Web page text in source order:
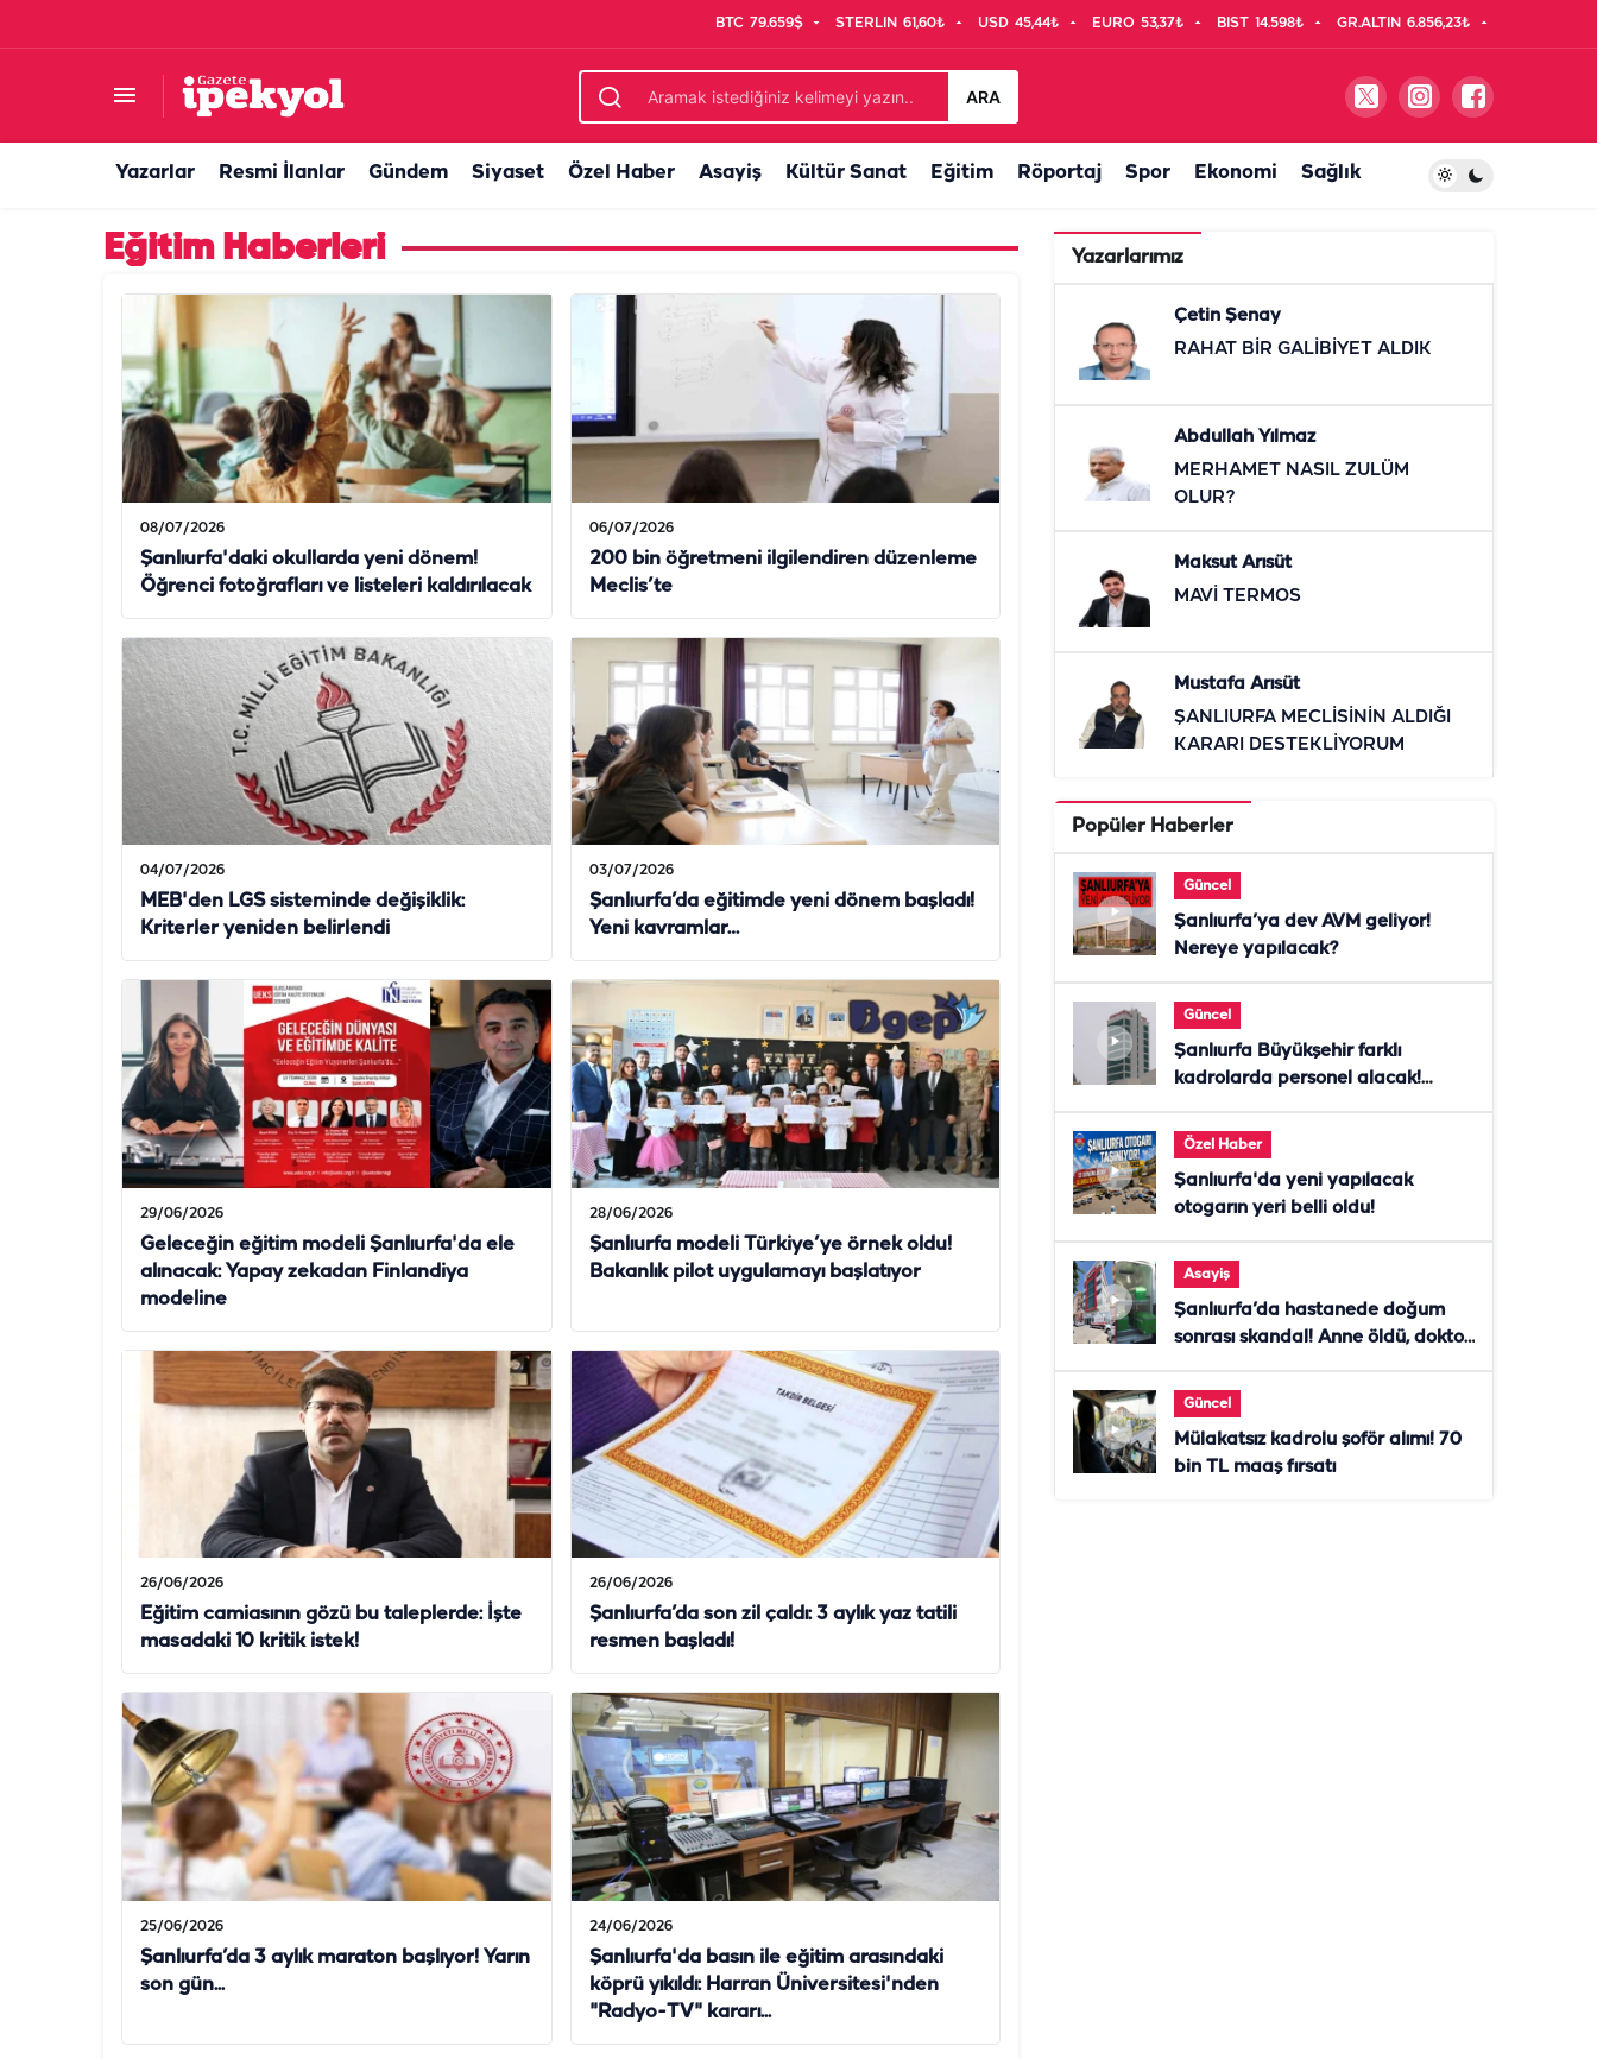
BTC 79.659$ STERLIN 61,60₺ USD 45,44₺ EURO 53,37₺ BIST 14.598₺ GR.ALTIN 6.856,23₺
ARA
Yazarlar Resmi İlanlar Gündem Siyaset Özel Haber Asayiş Kültür Sanat Eğitim Röportaj Spor Ekonomi Sağlık
Eğitim Haberleri
08/07/2026
Şanlıurfa'daki okullarda yeni dönem!
Öğrenci fotoğrafları ve listeleri kaldırılacak
06/07/2026
200 bin öğretmeni ilgilendiren düzenleme
Meclis’te
04/07/2026
MEB'den LGS sisteminde değişiklik:
Kriterler yeniden belirlendi
03/07/2026
Şanlıurfa’da eğitimde yeni dönem başladı!
Yeni kavramlar…
29/06/2026
Geleceğin eğitim modeli Şanlıurfa'da ele
alınacak: Yapay zekadan Finlandiya
modeline
28/06/2026
Şanlıurfa modeli Türkiye’ye örnek oldu!
Bakanlık pilot uygulamayı başlatıyor
26/06/2026
Eğitim camiasının gözü bu taleplerde: İşte
masadaki 10 kritik istek!
26/06/2026
Şanlıurfa’da son zil çaldı: 3 aylık yaz tatili
resmen başladı!
25/06/2026
Şanlıurfa’da 3 aylık maraton başlıyor! Yarın
son gün...
24/06/2026
Şanlıurfa'da basın ile eğitim arasındaki
köprü yıkıldı: Harran Üniversitesi'nden
"Radyo-TV" kararı...
Yazarlarımız
Çetin Şenay
RAHAT BİR GALİBİYET ALDIK
Abdullah Yılmaz
MERHAMET NASIL ZULÜM
OLUR?
Maksut Arısüt
MAVİ TERMOS
Mustafa Arısüt
ŞANLIURFA MECLİSİNİN ALDIĞI
KARARI DESTEKLİYORUM
Popüler Haberler
Güncel
Şanlıurfa’ya dev AVM geliyor!
Nereye yapılacak?
Güncel
Şanlıurfa Büyükşehir farklı
kadrolarda personel alacak!
Özel Haber
Şanlıurfa'da yeni yapılacak
otogarın yeri belli oldu!
Asayiş
Şanlıurfa’da hastanede doğum
sonrası skandal! Anne öldü, doktor
Güncel
Mülakatsız kadrolu şoför alımı! 70
bin TL maaş fırsatı